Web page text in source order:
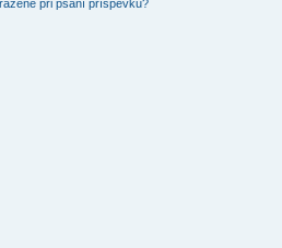
při psaní příspěvku?